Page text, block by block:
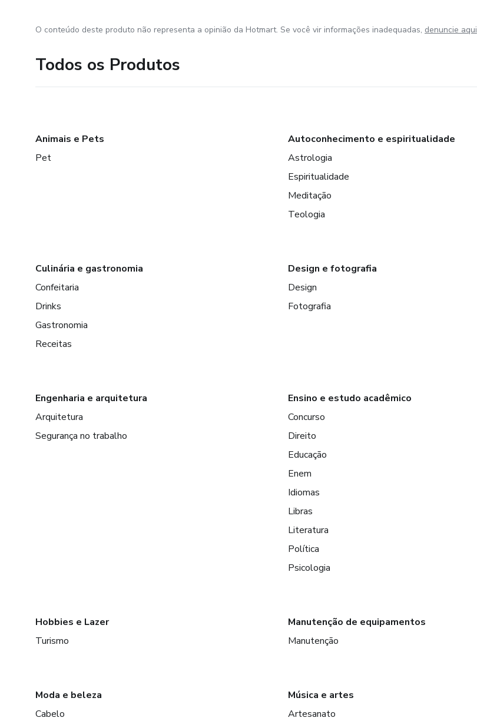
O conteúdo deste produto não representa a opinião da Hotmart. Se você vir informações inadequadas, denuncie aqui
Todos os Produtos
Animais e Pets
Pet
Autoconhecimento e espiritualidade
Astrologia
Espiritualidade
Meditação
Teologia
Culinária e gastronomia
Confeitaria
Drinks
Gastronomia
Receitas
Design e fotografia
Design
Fotografia
Engenharia e arquitetura
Arquitetura
Segurança no trabalho
Ensino e estudo acadêmico
Concurso
Direito
Educação
Enem
Idiomas
Libras
Literatura
Política
Psicologia
Hobbies e Lazer
Turismo
Manutenção de equipamentos
Manutenção
Moda e beleza
Cabelo
Música e artes
Artesanato